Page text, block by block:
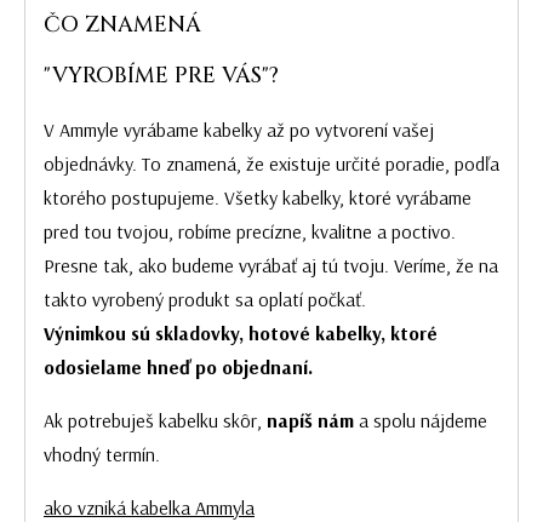
ČO ZNAMENÁ
"VYROBÍME PRE VÁS"?
V Ammyle vyrábame kabelky až po vytvorení vašej
objednávky. To znamená, že existuje určité poradie, podľa
ktorého postupujeme. Všetky kabelky, ktoré vyrábame
pred tou tvojou, robíme precízne, kvalitne a poctivo.
Presne tak, ako budeme vyrábať aj tú tvoju. Veríme, že na
takto vyrobený produkt sa oplatí počkať.
Výnimkou sú skladovky, hotové kabelky, ktoré
odosielame hneď po objednaní.
Ak potrebuješ kabelku skôr, napíš nám a spolu nájdeme
vhodný termín.
ako vzniká kabelka Ammyla